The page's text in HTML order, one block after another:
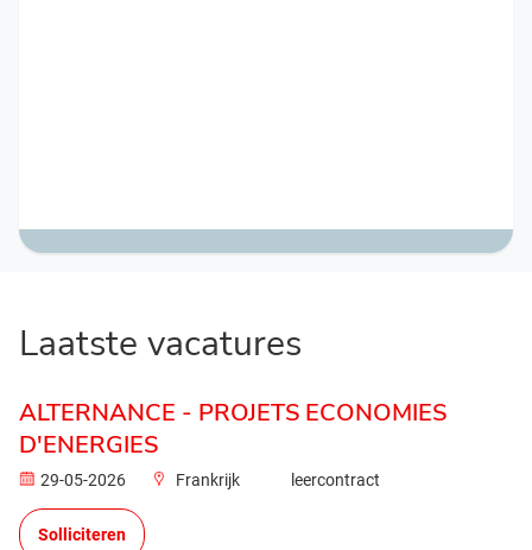
Laatste vacatures
ALTERNANCE - PROJETS ECONOMIES
D'ENERGIES
29-05-2026 Frankrijk leercontract
Solliciteren